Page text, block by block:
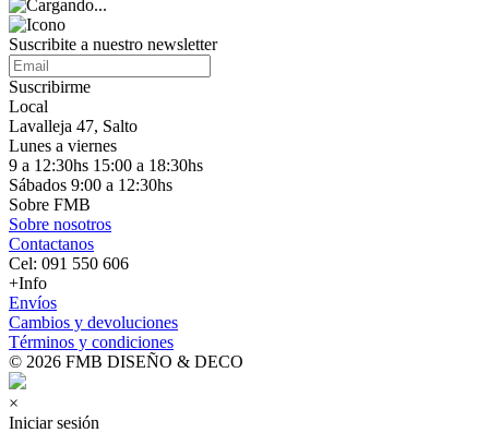
Suscribite a nuestro newsletter
Suscribirme
Local
Lavalleja 47, Salto
Lunes a viernes
9 a 12:30hs 15:00 a 18:30hs
Sábados 9:00 a 12:30hs
Sobre FMB
Sobre nosotros
Contactanos
Cel: 091 550 606
+Info
Envíos
Cambios y devoluciones
Términos y condiciones
© 2026 FMB DISEÑO & DECO
×
Iniciar sesión